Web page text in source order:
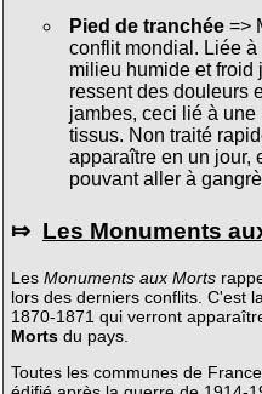
Pied de tranchée=>
conflit mondial. Liée
milieu humide et froid
ressent des douleurs
jambes, ceci lié à
tissus. Non traité
apparaître en un jour,
pouvant aller à
⤇ Les Monuments
Les Monuments aux Morts
lors des derniers conflits. C'est
1870-1871 qui verront
Mortsdu pays.
Toutes les communes de